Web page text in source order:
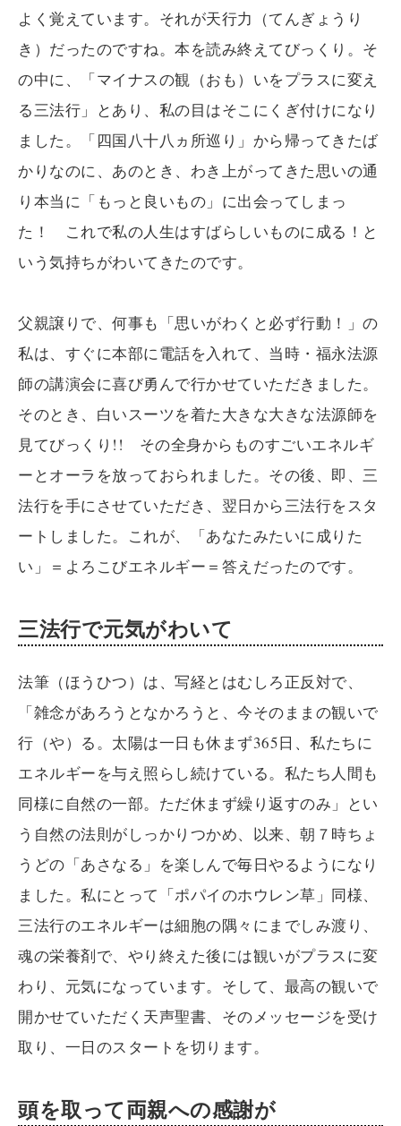
よく覚えています。それが天行力（てんぎょうり
き）だったのですね。本を読み終えてびっくり。そ
の中に、「マイナスの観（おも）いをプラスに変え
る三法行」とあり、私の目はそこにくぎ付けになり
ました。「四国八十八ヵ所巡り」から帰ってきたば
かりなのに、あのとき、わき上がってきた思いの通
り本当に「もっと良いもの」に出会ってしまっ
た！ これで私の人生はすばらしいものに成る！と
いう気持ちがわいてきたのです。
父親譲りで、何事も「思いがわくと必ず行動！」の
私は、すぐに本部に電話を入れて、当時・福永法源
師の講演会に喜び勇んで行かせていただきました。
そのとき、白いスーツを着た大きな大きな法源師を
見てびっくり!! その全身からものすごいエネルギ
ーとオーラを放っておられました。その後、即、三
法行を手にさせていただき、翌日から三法行をスタ
ートしました。これが、「あなたみたいに成りた
い」＝よろこびエネルギー＝答えだったのです。
三法行で元気がわいて
法筆（ほうひつ）は、写経とはむしろ正反対で、
「雑念があろうとなかろうと、今そのままの観いで
行（や）る。太陽は一日も休まず365日、私たちに
エネルギーを与え照らし続けている。私たち人間も
同様に自然の一部。ただ休まず繰り返すのみ」とい
う自然の法則がしっかりつかめ、以来、朝７時ちょ
うどの「あさなる」を楽しんで毎日やるようになり
ました。私にとって「ポパイのホウレン草」同様、
三法行のエネルギーは細胞の隅々にまでしみ渡り、
魂の栄養剤で、やり終えた後には観いがプラスに変
わり、元気になっています。そして、最高の観いで
開かせていただく天声聖書、そのメッセージを受け
取り、一日のスタートを切ります。
頭を取って両親への感謝が